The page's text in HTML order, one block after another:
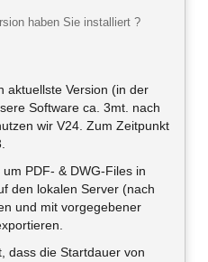
haben Sie installiert ?
aktuellste Version (in der
Software ca. 3mt. nach
wir V24. Zum Zeitpunkt
PDF- & DWG-Files in
den lokalen Server (nach
und mit vorgegebener
dass die Startdauer von